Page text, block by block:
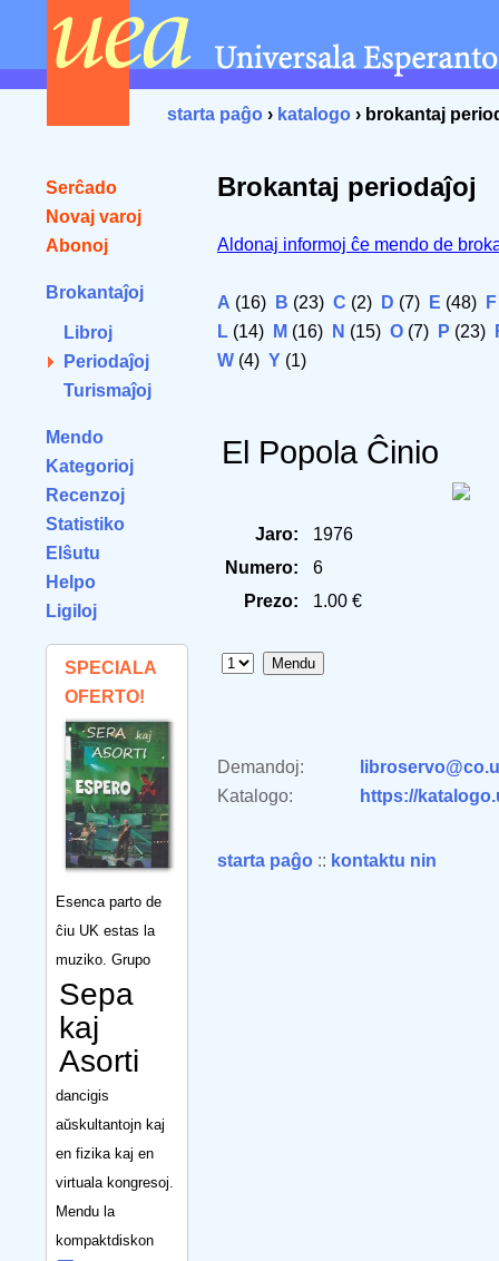
starta paĝo › katalogo › brokantaj
Serĉado
Novaj varoj
Abonoj
Brokantaĵoj
Libroj
Periodaĵoj
Turismaĵoj
Mendo
Kategorioj
Recenzoj
Statistiko
Elŝutu
Helpo
Ligiloj
SPECIALA
OFERTO!
Esenca parto de
ĉiu UK estas la
muziko. Grupo
Sepa
kaj
Asorti
dancigis
aŭskultantojn kaj
en fizika kaj en
virtuala kongresoj.
Mendu la
kompaktdiskon
Brokantaj periodaĵoj
Aldonaj informoj ĉe mendo de
A (16) B (23) C (2) D (7) E (48) F
L (14) M (16) N (15) O (7) P (23)
W (4) Y (1)
El Popola Ĉinio
Jaro:
1976
Numero:
6
Prezo:
1.00 €
Demandoj:
Katalogo:
https://
starta paĝo :: kontaktu nin